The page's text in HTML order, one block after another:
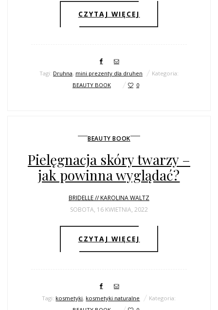
CZYTAJ WIĘCEJ
Tagi: Druhna, mini prezenty dla druhen
Kategoria:
BEAUTY BOOK
0
BEAUTY BOOK
Pielęgnacja skóry twarzy –
jak powinna wyglądać?
BRIDELLE // KAROLINA WALTZ
SOBOTA, 16 KWIETNIA, 2022
CZYTAJ WIĘCEJ
Tagi: kosmetyki, kosmetyki naturalne
Kategoria: